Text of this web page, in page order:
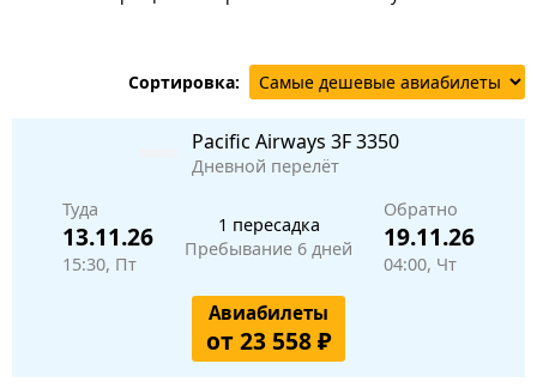
Сортировка:
Pacific Airways 3F 3350
Дневной перелёт
Туда
13.11.26
15:30, Пт
1 пересадка
Пребывание 6 дней
Обратно
19.11.26
04:00, Чт
Авиабилеты
от 23 558 ₽